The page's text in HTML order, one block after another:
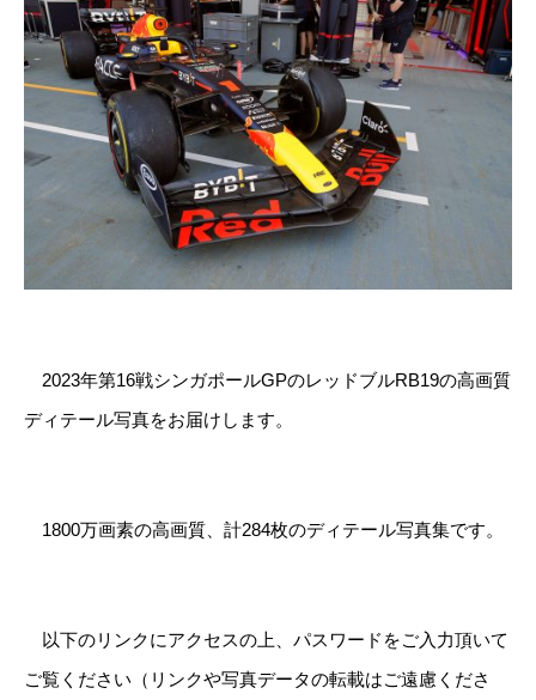
2023年第16戦シンガポールGPのレッドブルRB19の高画質
ディテール写真をお届けします。
1800万画素の高画質、計284枚のディテール写真集です。
以下のリンクにアクセスの上、パスワードをご入力頂いて
ご覧ください（リンクや写真データの転載はご遠慮くださ